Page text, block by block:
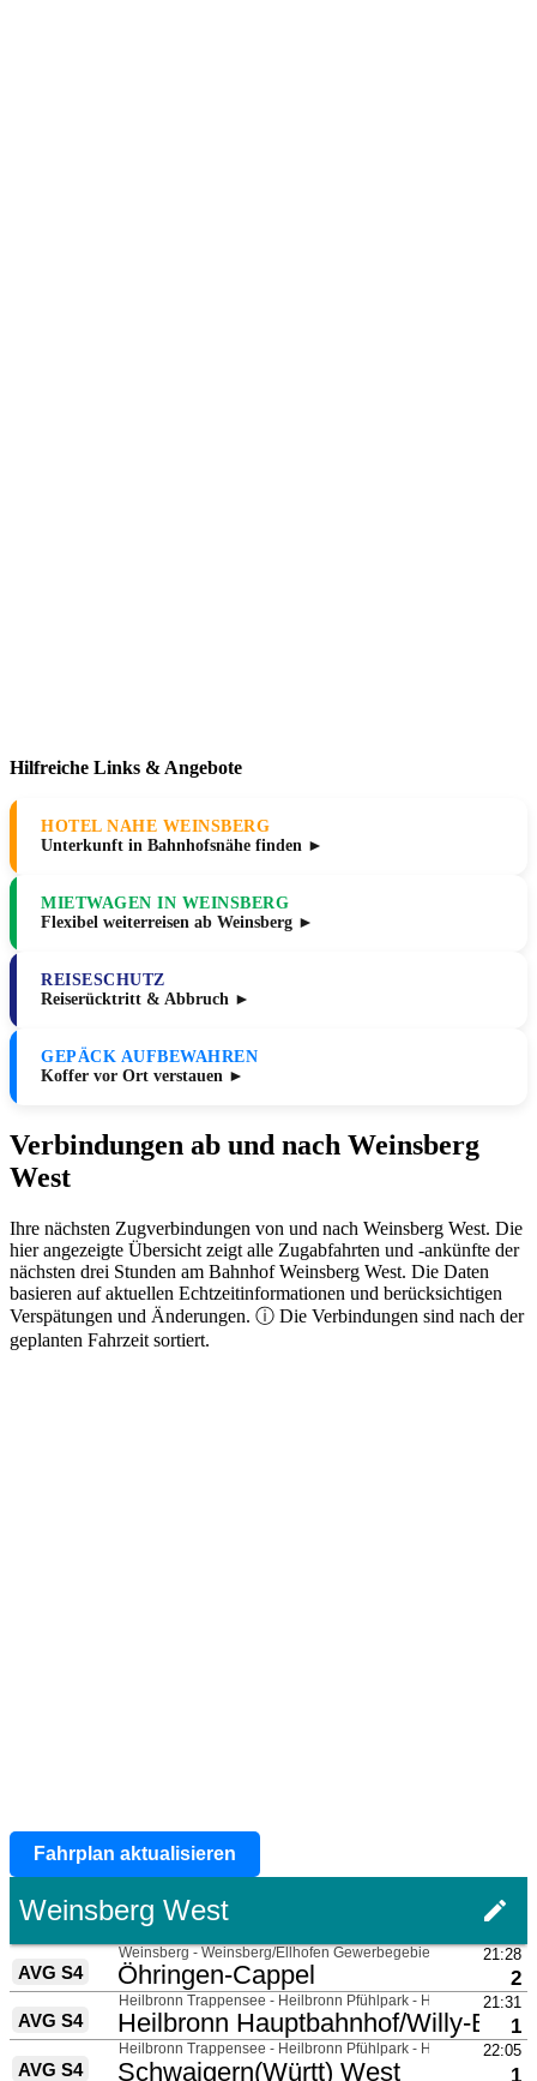
Hilfreiche Links & Angebote
HOTEL NAHE WEINSBERG
Unterkunft in Bahnhofsnähe finden ►
MIETWAGEN IN WEINSBERG
Flexibel weiterreisen ab Weinsberg ►
REISESCHUTZ
Reiserücktritt & Abbruch ►
GEPÄCK AUFBEWAHREN
Koffer vor Ort verstauen ►
Verbindungen ab und nach Weinsberg
West
Ihre nächsten Zugverbindungen von und nach Weinsberg West. Die
hier angezeigte Übersicht zeigt alle Zugabfahrten und -ankünfte der
nächsten drei Stunden am Bahnhof Weinsberg West. Die Daten
basieren auf aktuellen Echtzeitinformationen und berücksichtigen
Verspätungen und Änderungen. ⓘ Die Verbindungen sind nach der
geplanten Fahrzeit sortiert.
Fahrplan aktualisieren